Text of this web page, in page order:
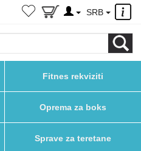
×
SRB
Fitnes rekviziti
Oprema za boks
Sprave za teretane